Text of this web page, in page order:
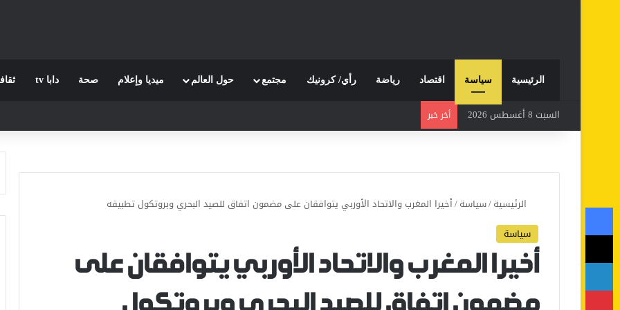
الرئيسية سياسة اقتصاد رياضة رأي/ كرونيك مجتمع حول العالم ميديا وإعلام صحة دابا tv
السبت 8 أغسطس 2026 أخر خبر
الرئيسية/سياسة/أخيرا المغرب والاتحاد الأوربي يتوافقان على مضمون اتفاق للصيد البحري وبروتكول تطبيقه
سياسة
أخيرا المغرب والاتحاد الأوربي يتوافقان على